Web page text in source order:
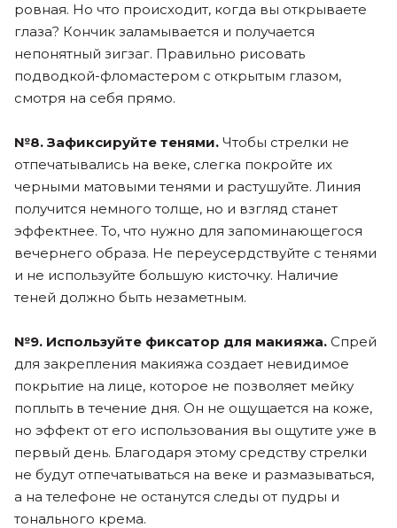
ровная. Но что происходит, когда вы открываете
глаза? Кончик заламывается и получается
непонятный зигзаг. Правильно рисовать
подводкой-фломастером с открытым глазом,
смотря на себя прямо.
№8. Зафиксируйте тенями. Чтобы стрелки не
отпечатывались на веке, слегка покройте их
черными матовыми тенями и растушуйте. Линия
получится немного толще, но и взгляд станет
эффектнее. То, что нужно для запоминающегося
вечернего образа. Не переусердствуйте с тенями
и не используйте большую кисточку. Наличие
теней должно быть незаметным.
№9. Используйте фиксатор для макияжа. Спрей
для закрепления макияжа создает невидимое
покрытие на лице, которое не позволяет мейку
поплыть в течение дня. Он не ощущается на коже,
но эффект от его использования вы ощутите уже в
первый день. Благодаря этому средству стрелки
не будут отпечатываться на веке и размазываться,
а на телефоне не останутся следы от пудры и
тонального крема.